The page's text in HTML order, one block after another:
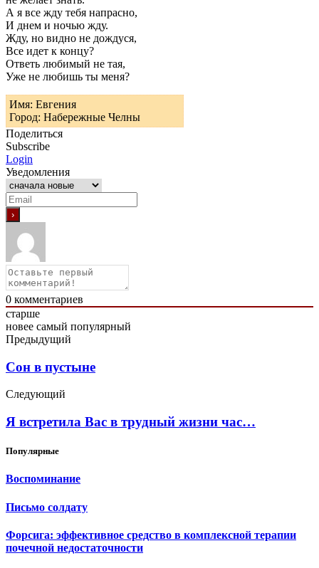
А я все жду тебя напрасно,
И днем и ночью жду.
Жду, но видно не дождуся,
Все идет к концу?
Ответь любимый не тая,
Уже не любишь ты меня?
Имя: Евгения
Город: Набережные Челны
Поделиться
Subscribe
Login
Уведомления
0 комментариев
старше
новее самый популярный
Предыдущий
Сон в пустыне
Следующий
Я встретила Вас в трудный жизни час…
Популярные
Воспоминание
Письмо солдату
Форсига: эффективное средство в комплексной терапии
почечной недостаточности